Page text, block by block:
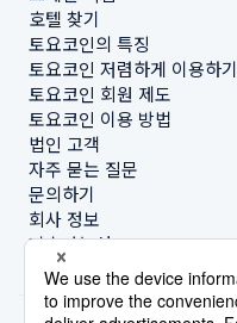
호텔 찾기
토요코인의 특징
토요코인 저렴하게 이용하기
토요코인 회원 제도
토요코인 이용 방법
법인 고객
자주 묻는 질문
문의하기
회사 정보
지속가능성